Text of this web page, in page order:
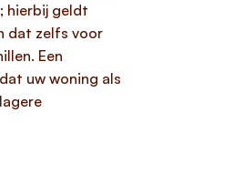
hierbij geldt
dat zelfs voor
Een
uw woning als